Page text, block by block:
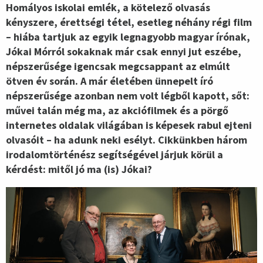
Homályos iskolai emlék, a kötelező olvasás
kényszere, érettségi tétel, esetleg néhány régi film
– hiába tartjuk az egyik legnagyobb magyar írónak,
Jókai Mórról sokaknak már csak ennyi jut eszébe,
népszerűsége igencsak megcsappant az elmúlt
ötven év során. A már életében ünnepelt író
népszerűsége azonban nem volt légből kapott, sőt:
művei talán még ma, az akciófilmek és a pörgő
internetes oldalak világában is képesek rabul ejteni
olvasóit – ha adunk neki esélyt. Cikkünkben három
irodalomtörténész segítségével járjuk körül a
kérdést: mitől jó ma (is) Jókai?